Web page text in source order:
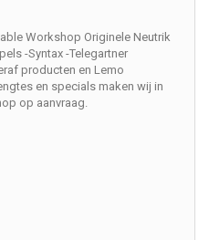
Workshop Originele Neutrik
-Syntax -Telegartner
producten en Lemo
en specials maken wij in
op aanvraag.